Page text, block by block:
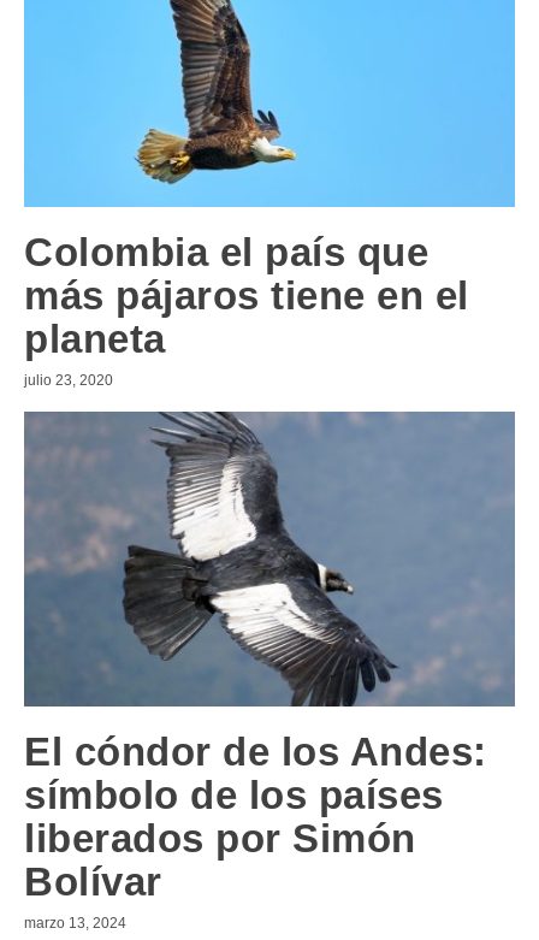
Colombia el país que
más pájaros tiene en el
planeta
julio 23, 2020
El cóndor de los Andes:
símbolo de los países
liberados por Simón
Bolívar
marzo 13, 2024